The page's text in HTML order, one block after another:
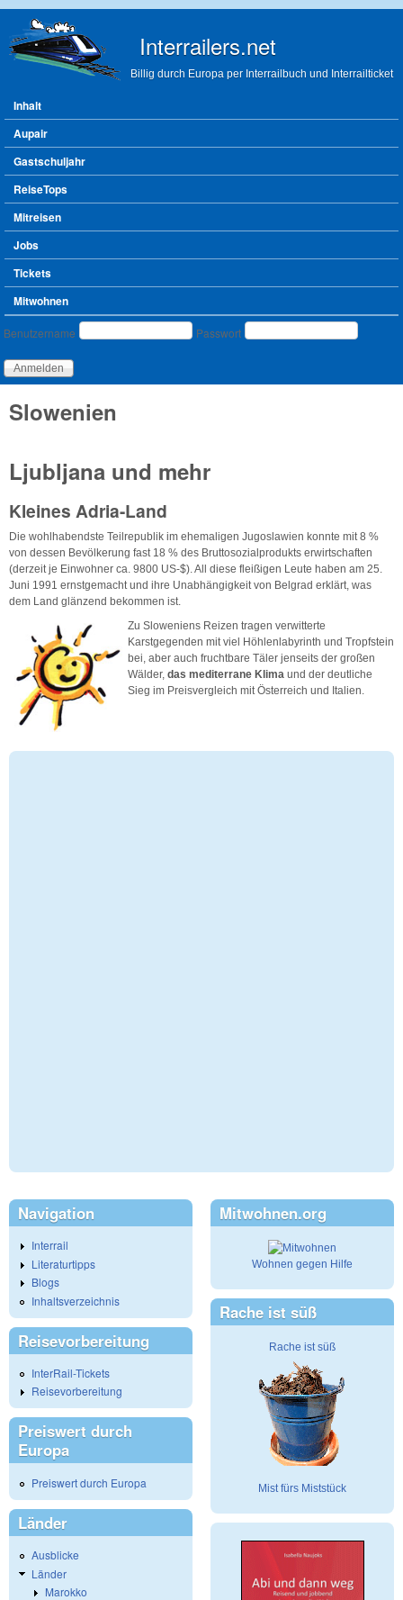
Interrailers.net
Billig durch Europa per Interrailbuch und Interrailticket
Hauptmenü
Inhalt
Aupair
Gastschuljahr
ReiseTops
Mitreisen
Jobs
Tickets
Mitwohnen
Benutzeranmeldung
Benutzername Passwort
Slowenien
Ljubljana und mehr
Kleines Adria-Land
Die wohlhabendste Teilrepublik im ehemaligen Jugoslawien konnte mit 8 %
von dessen Bevölkerung fast 18 % des Bruttosozialprodukts erwirtschaften
(derzeit je Einwohner ca. 9800 US-$). All diese fleißigen Leute haben am 25.
Juni 1991 ernstgemacht und ihre Unabhängigkeit von Belgrad erklärt, was
dem Land glänzend bekommen ist.
Zu Sloweniens Reizen tragen verwitterte
Karstgegenden mit viel Höhlenlabyrinth und Tropfstein
bei, aber auch fruchtbare Täler jenseits der großen
Wälder, das mediterrane Klima und der deutliche
Sieg im Preisvergleich mit Österreich und Italien.
Navigation
Interrail
Literaturtipps
Blogs
Inhaltsverzeichnis
Reisevorbereitung
InterRail-Tickets
Reisevorbereitung
Preiswert durch
Europa
Preiswert durch Europa
Länder
Ausblicke
Länder
Marokko
Mitwohnen.org
Wohnen gegen Hilfe
Rache ist süß
Rache ist süß
Mist fürs Miststück